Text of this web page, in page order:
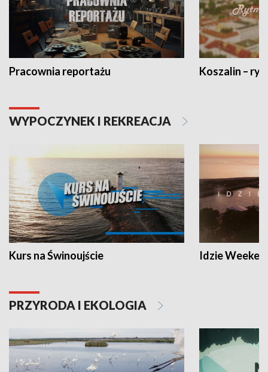
Pracownia reportażu Koszalin –
WYPOCZYNEK I REKREACJA
Kurs na Świnoujście Idzie
PRZYRODA I EKOLOGIA